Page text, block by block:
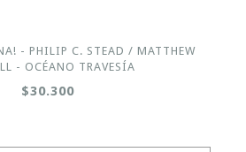
- PHILIP C. STEAD / MATTHEW
- OCÉANO TRAVESÍA
$30.300